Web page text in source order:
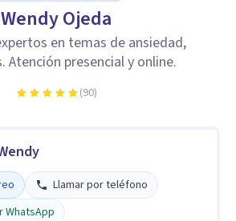
Wendy Ojeda
en temas de ansiedad,
Atención presencial y online.
(90)
Llamar por teléfono
WhatsApp